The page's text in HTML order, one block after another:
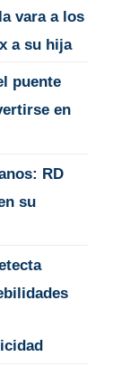
vara a los
a su hija
puente
en
RD
su